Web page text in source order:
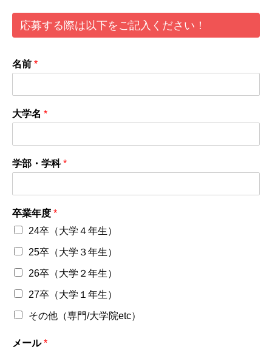
応募する際は以下をご記入ください！
名前 *
大学名 *
学部・学科*
卒業年度 *
24卒（大学４年生）
25卒（大学３年生）
26卒（大学２年生）
27卒（大学１年生）
その他（専門/大学院etc）
メール*